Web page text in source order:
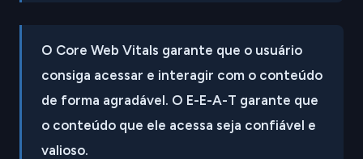
O Core Web Vitals garante que o usuário
consiga acessar e interagir com o conteúdo
de forma agradável. O E-E-A-T garante que
o conteúdo que ele acessa seja confiável e
valioso.